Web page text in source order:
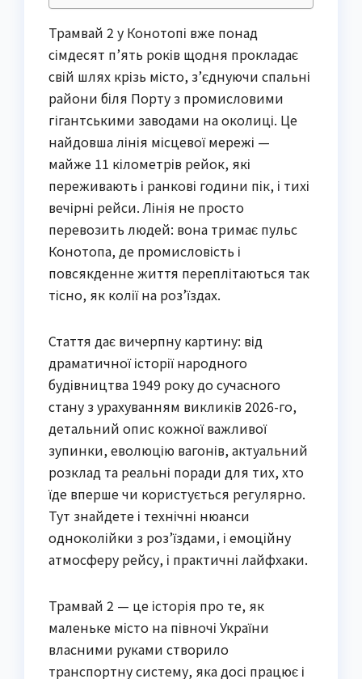
Трамвай 2 у Конотопі вже понад
сімдесят п’ять років щодня прокладає
свій шлях крізь місто, з’єднуючи спальні
райони біля Порту з промисловими
гігантськими заводами на околиці. Це
найдовша лінія місцевої мережі —
майже 11 кілометрів рейок, які
переживають і ранкові години пік, і тихі
вечірні рейси. Лінія не просто
перевозить людей: вона тримає пульс
Конотопа, де промисловість і
повсякденне життя переплітаються так
тісно, як колії на роз’їздах.
Стаття дає вичерпну картину: від
драматичної історії народного
будівництва 1949 року до сучасного
стану з урахуванням викликів 2026-го,
детальний опис кожної важливої
зупинки, еволюцію вагонів, актуальний
розклад та реальні поради для тих, хто
їде вперше чи користується регулярно.
Тут знайдете і технічні нюанси
одноколійки з роз’їздами, і емоційну
атмосферу рейсу, і практичні лайфхаки.
Трамвай 2 — це історія про те, як
маленьке місто на півночі України
власними руками створило
транспортну систему, яка досі працює і